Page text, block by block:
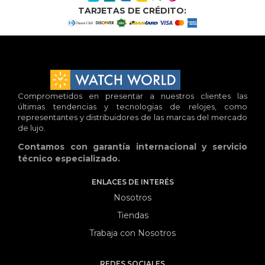
TARJETAS DE CRÉDITO:
Comprometidos en presentar a nuestros clientes las
últimas tendencias y tecnologias de relojes, como
representantes y distribuidores de las marcas del mercado
de lujo.
Contamos con garantía internacional y servicio
técnico especializado.
ENLACES DE INTERÉS
Nosotros
Tiendas
Trabaja con Nosotros